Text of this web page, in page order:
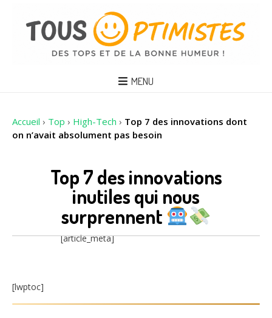
MENU
Accueil › Top › High-Tech › Top 7 des innovations dont
on n’avait absolument pas besoin
Top 7 des innovations
inutiles qui nous
surprennent
[article_meta]
[lwptoc]